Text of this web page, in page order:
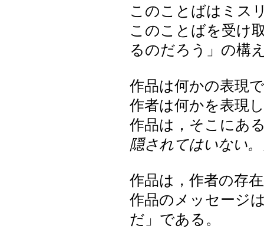
このことばはミス
このことばを受け
るのだろう」の構
作品は何かの表現
作者は何かを表現
作品は，そこにあ
隠されてはいない。
作品は，作者の存
作品のメッセージ
だ」である。